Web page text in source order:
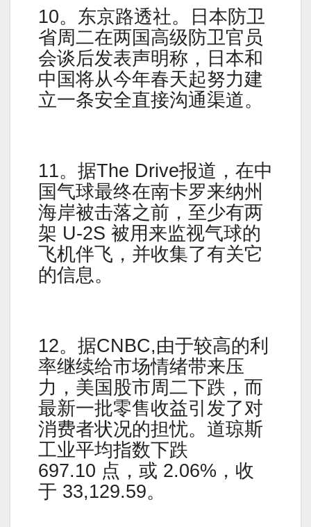
10。东京路透社。日本防卫
省周二在两国高级防卫官员
会谈后发表声明称，日本和
中国将从今年春天起努力建
立一条安全直接沟通渠道。
11。据The Drive报道，在中
国气球最终在南卡罗来纳州
海岸被击落之前，至少有两
架 U-2S 被用来监视气球的
飞机伴飞，并收集了有关它
的信息。
12。据CNBC,由于较高的利
率继续给市场情绪带来压
力，美国股市周二下跌，而
最新一批零售收益引发了对
消费者状况的担忧。道琼斯
工业平均指数下跌
697.10 点，或 2.06%，收
于 33,129.59。